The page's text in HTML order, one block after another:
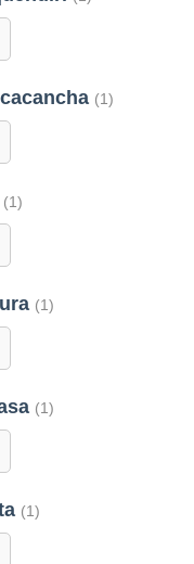
(1)
(1)
(1)
(1)
(1)